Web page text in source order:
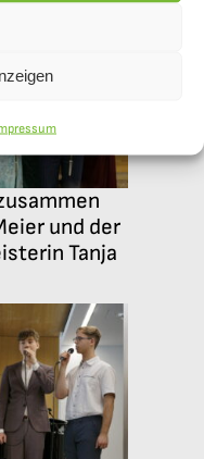
und der
Tanja